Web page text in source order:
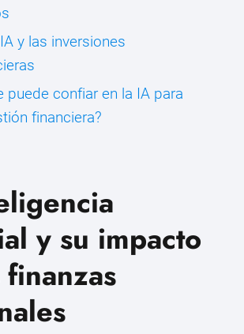
y las inversiones
puede confiar en la IA para
financiera?
y su impacto